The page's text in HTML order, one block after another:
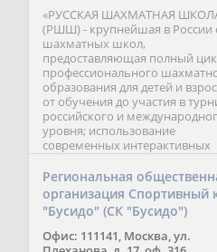
«РУССКАЯ ШАХМАТНАЯ
(РШШ) - крупнейшая в России
шахматных школ,
предоставляющая полный
профессионального
образования для детей и
от обучения до участия в
российского и
уровня; использование
современных интерактивных
методик подачи материала;
обучение на русском и
языках; специалисты с опытом
преподавания более 20 лет;
направленность на общее
развитие ребенка: проведение
творческих мастер-классов,
Региональная
организация Спортивный
"Бусидо" (СК "Бусидо")
Офис: 111141, Москва, ул.